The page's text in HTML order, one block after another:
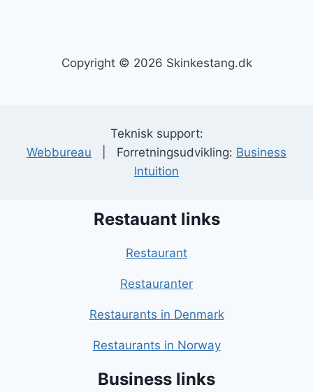
Copyright © 2026 Skinkestang.dk
Teknisk support:
Webbureau | Forretningsudvikling: Business
Intuition
Restauant links
Restaurant
Restauranter
Restaurants in Denmark
Restaurants in Norway
Business links